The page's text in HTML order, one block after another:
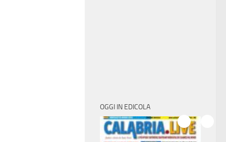
OGGI IN EDICOLA